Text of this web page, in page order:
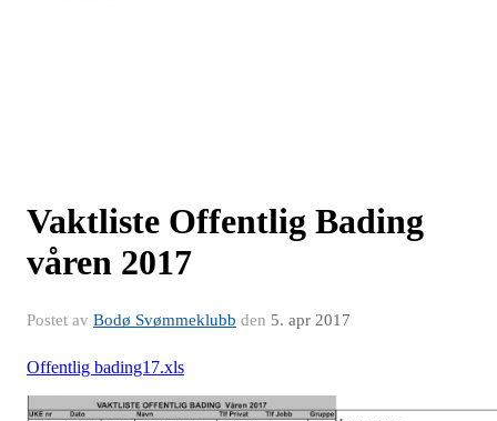
Vaktliste Offentlig Bading
våren 2017
Postet av Bodø Svømmeklubb den 5. apr 2017
Offentlig bading17.xls